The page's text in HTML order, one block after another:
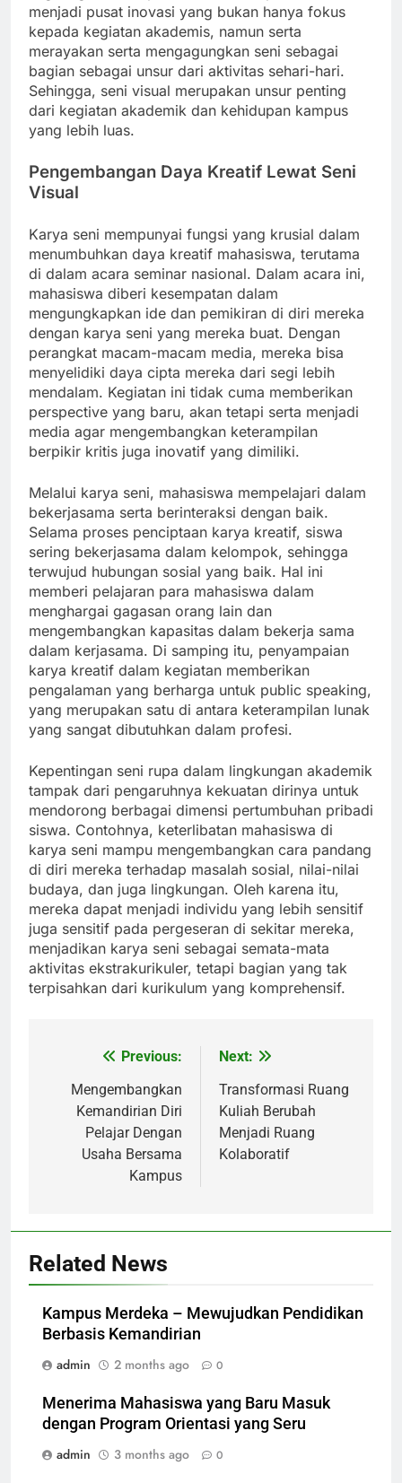
menjadi pusat inovasi yang bukan hanya fokus
kepada kegiatan akademis, namun serta
merayakan serta mengagungkan seni sebagai
bagian sebagai unsur dari aktivitas sehari-hari.
Sehingga, seni visual merupakan unsur penting
dari kegiatan akademik dan kehidupan kampus
yang lebih luas.
Pengembangan Daya Kreatif Lewat Seni
Visual
Karya seni mempunyai fungsi yang krusial dalam
menumbuhkan daya kreatif mahasiswa, terutama
di dalam acara seminar nasional. Dalam acara ini,
mahasiswa diberi kesempatan dalam
mengungkapkan ide dan pemikiran di diri mereka
dengan karya seni yang mereka buat. Dengan
perangkat macam-macam media, mereka bisa
menyelidiki daya cipta mereka dari segi lebih
mendalam. Kegiatan ini tidak cuma memberikan
perspective yang baru, akan tetapi serta menjadi
media agar mengembangkan keterampilan
berpikir kritis juga inovatif yang dimiliki.
Melalui karya seni, mahasiswa mempelajari dalam
bekerjasama serta berinteraksi dengan baik.
Selama proses penciptaan karya kreatif, siswa
sering bekerjasama dalam kelompok, sehingga
terwujud hubungan sosial yang baik. Hal ini
memberi pelajaran para mahasiswa dalam
menghargai gagasan orang lain dan
mengembangkan kapasitas dalam bekerja sama
dalam kerjasama. Di samping itu, penyampaian
karya kreatif dalam kegiatan memberikan
pengalaman yang berharga untuk public speaking,
yang merupakan satu di antara keterampilan lunak
yang sangat dibutuhkan dalam profesi.
Kepentingan seni rupa dalam lingkungan akademik
tampak dari pengaruhnya kekuatan dirinya untuk
mendorong berbagai dimensi pertumbuhan pribadi
siswa. Contohnya, keterlibatan mahasiswa di
karya seni mampu mengembangkan cara pandang
di diri mereka terhadap masalah sosial, nilai-nilai
budaya, dan juga lingkungan. Oleh karena itu,
mereka dapat menjadi individu yang lebih sensitif
juga sensitif pada pergeseran di sekitar mereka,
menjadikan karya seni sebagai semata-mata
aktivitas ekstrakurikuler, tetapi bagian yang tak
terpisahkan dari kurikulum yang komprehensif.
navigation
Previous:
Mengembangkan
Kemandirian Diri
Pelajar Dengan
Usaha Bersama
Kampus
Next:
Transformasi Ruang
Kuliah Berubah
Menjadi Ruang
Kolaboratif
Related News
Kampus Merdeka – Mewujudkan Pendidikan
Berbasis Kemandirian
admin
2 months ago 0
Menerima Mahasiswa yang Baru Masuk
dengan Program Orientasi yang Seru
admin
3 months ago 0